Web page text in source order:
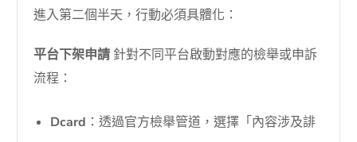
進入第二個半天，行動必須具體化：
平台下架申請 針對不同平台啟動對應的檢舉或申訴
流程：
Dcard ：透過官方檢舉管道，選擇「內容涉及誹